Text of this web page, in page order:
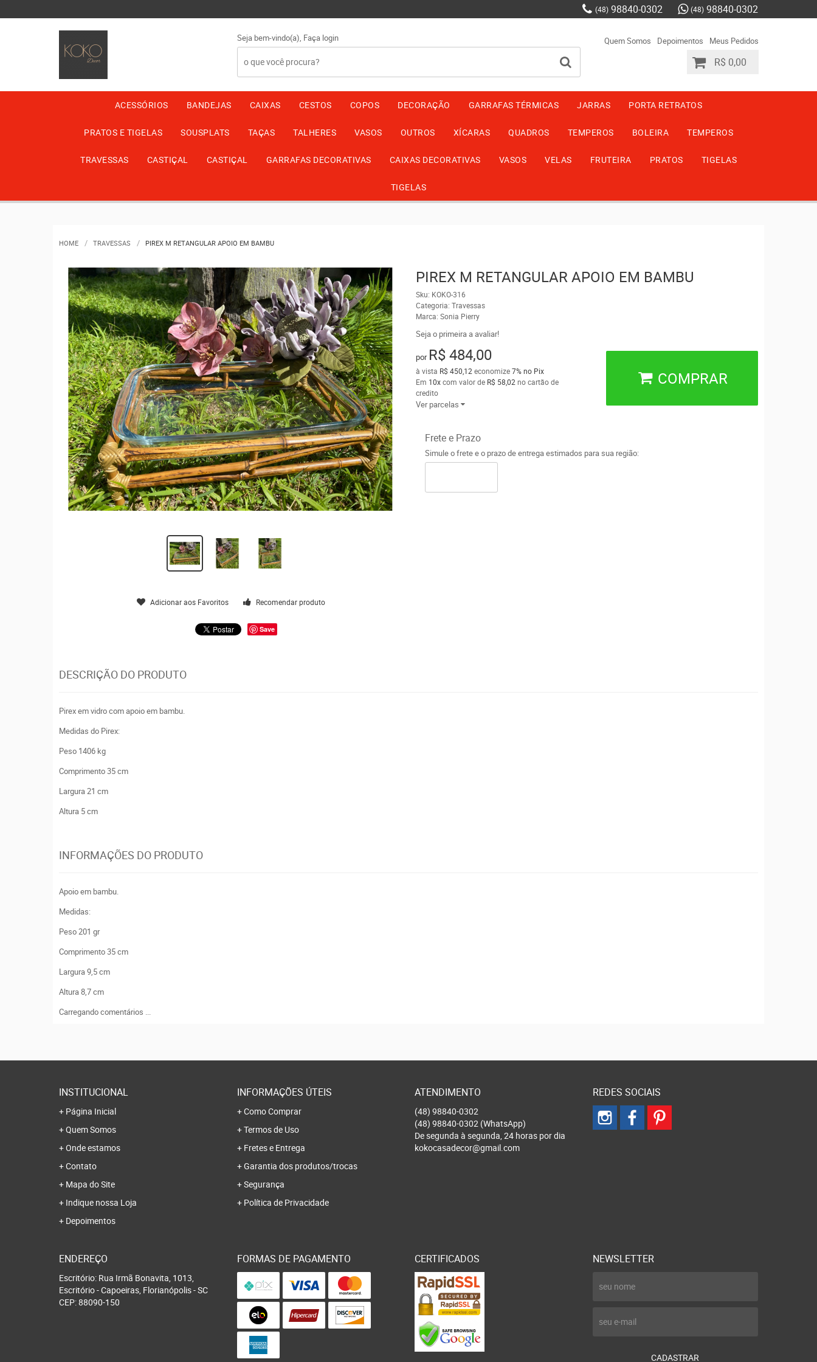
(48) 98840-0302 (48) 98840-0302
Seja bem-vindo(a), Faça login Quem Somos Depoimentos Meus Pedidos
R$ 0,00
ACESSÓRIOS BANDEJAS CAIXAS CESTOS COPOS DECORAÇÃO GARRAFAS TÉRMICAS JARRAS PORTA RETRATOS
PRATOS E TIGELAS SOUSPLATS TAÇAS TALHERES VASOS OUTROS XÍCARAS QUADROS TEMPEROS BOLEIRA TEMPEROS
TRAVESSAS CASTIÇAL CASTIÇAL GARRAFAS DECORATIVAS CAIXAS DECORATIVAS VASOS VELAS FRUTEIRA PRATOS TIGELAS
TIGELAS
HOME TRAVESSAS PIREX M RETANGULAR APOIO EM BAMBU
Adicionar aos Favoritos Recomendar produto
Save
PIREX M RETANGULAR APOIO EM BAMBU
Sku: KOKO-316
Categoria: Travessas
Marca: Sonia Pierry
Seja o primeira a avaliar!
por R$ 484,00
à vista R$ 450,12 economize7% no Pix
Em 10xcom valor de R$ 58,02 no cartão de
credito
Ver parcelas
COMPRAR
Frete e Prazo
Simule o frete e o prazo de entrega estimados para sua região:
DESCRIÇÃO DO PRODUTO
Pirex em vidro com apoio em bambu.
Medidas do Pirex:
Peso 1406 kg
Comprimento 35 cm
Largura 21 cm
Altura 5 cm
INFORMAÇÕES DO PRODUTO
Apoio em bambu.
Medidas:
Peso 201 gr
Comprimento 35 cm
Largura 9,5 cm
Altura 8,7 cm
Carregando comentários ...
INSTITUCIONAL
Página Inicial
Quem Somos
Onde estamos
Contato
Mapa do Site
Indique nossa Loja
Depoimentos
INFORMAÇÕES ÚTEIS
Como Comprar
Termos de Uso
Fretes e Entrega
Garantia dos produtos/trocas
Segurança
Política de Privacidade
ATENDIMENTO
(48) 98840-0302
(48) 98840-0302 (WhatsApp)
De segunda à segunda, 24 horas por dia
kokocasadecor@gmail.com
REDES SOCIAIS
ENDEREÇO
Escritório: Rua Irmã Bonavita, 1013,
Escritório-Capoeiras, Florianópolis-SC
CEP: 88090-150
FORMAS DE PAGAMENTO CERTIFICADOS NEWSLETTER
CADASTRAR